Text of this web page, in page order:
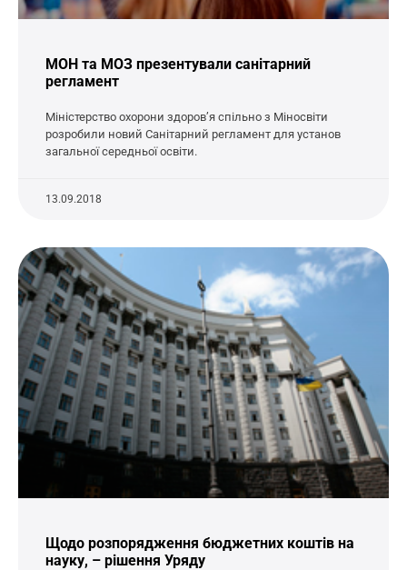
МОН та МОЗ презентували санітарний
регламент
Міністерство охорони здоров’я спільно з Міносвіти
розробили новий Санітарний регламент для установ
загальної середньої освіти.
13.09.2018
Щодо розпорядження бюджетних коштів на
науку, – рішення Уряду